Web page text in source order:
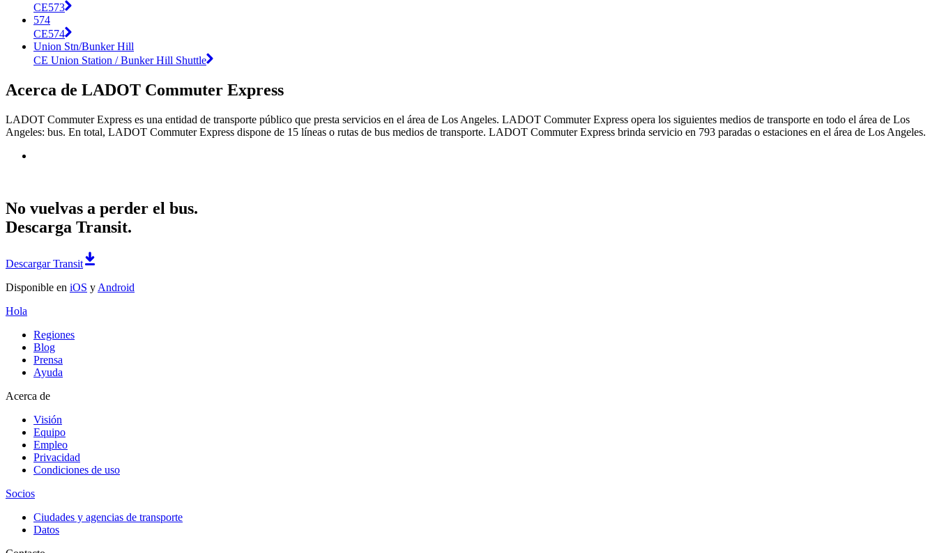
CE573
574
CE574
Union Stn/Bunker Hill
CE Union Station / Bunker Hill Shuttle
Acerca de LADOT Commuter Express
LADOT Commuter Express es una entidad de transporte público que presta servicios en el área de Los Angeles. LADOT Commuter Express opera los siguientes medios de transporte en todo el área de Los
Angeles: bus. En total, LADOT Commuter Express dispone de 15 líneas o rutas de bus medios de transporte. LADOT Commuter Express brinda servicio en 793 paradas o estaciones en el área de Los Angeles.
No vuelvas a perder el bus.
Descarga Transit.
Descargar Transit
Disponible en iOS y Android
Hola
Regiones
Blog
Prensa
Ayuda
Acerca de
Visión
Equipo
Empleo
Privacidad
Condiciones de uso
Socios
Ciudades y agencias de transporte
Datos